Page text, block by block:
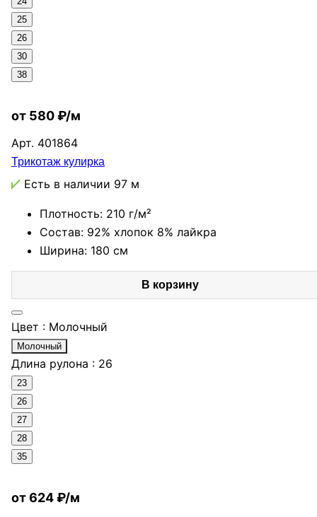
25
26
30
38
от 580 ₽/м
Арт. 401864
Трикотаж кулирка
Есть в наличии 97 м
Плотность: 210 г/м²
Состав: 92% хлопок 8% лайкра
Ширина: 180 см
В корзину
Цвет : Молочный
Молочный
Длина рулона : 26
23
26
27
28
35
от 624 ₽/м